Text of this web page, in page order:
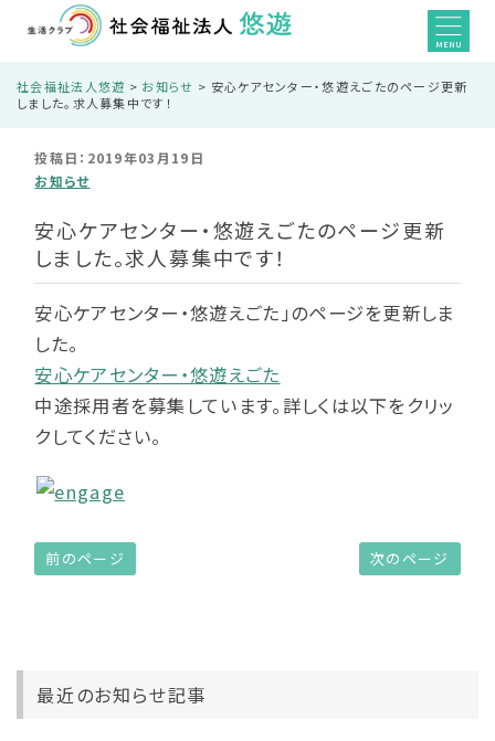
MENU
社会福祉法人悠遊 > お知らせ > 安心ケアセンター・悠遊えごたのページ更新
しました。求人募集中です！
投稿日：2019年03月19日
お知らせ
安心ケアセンター・悠遊えごたのページ更新
しました。求人募集中です！
安心ケアセンター・悠遊えごた」のページを更新しま
した。
安心ケアセンター・悠遊えごた
中途採用者を募集しています。詳しくは以下をクリッ
クしてください。
前のページ 次のページ
最近のお知らせ記事